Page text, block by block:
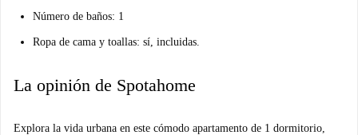
Número de baños: 1
Ropa de cama y toallas: sí, incluidas.
La opinión de Spotahome
Explora la vida urbana en este cómodo apartamento de 1 dormitorio,